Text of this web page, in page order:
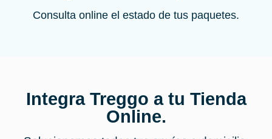
Consulta online el estado de tus paquetes.
Integra Treggo a tu Tienda
Online.